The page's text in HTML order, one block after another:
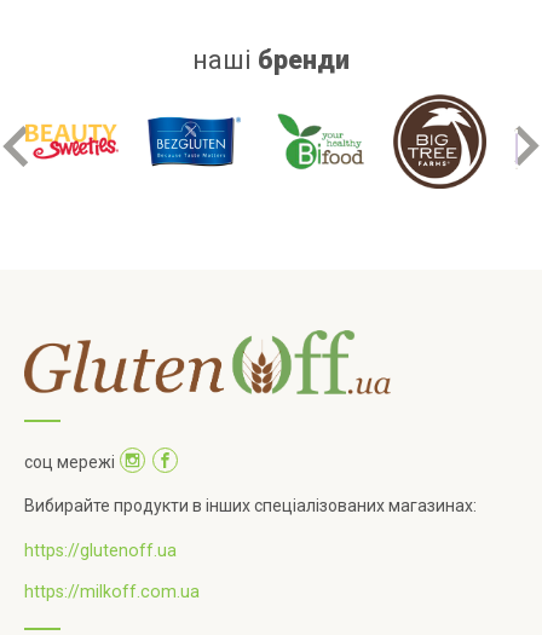
наші бренди
соц мережі
Вибирайте продукти в інших спеціалізованих магазинах:
https://glutenoff.ua
https://milkoff.com.ua